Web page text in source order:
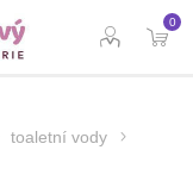
0
toaletní vody